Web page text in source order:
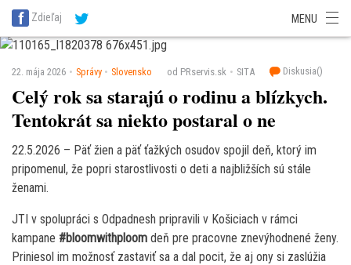
SITA Energetika
SITA Potravinárstvo
Zdieľaj MENU
22. mája 2026 Správy Slovensko od PRservis.sk SITA Diskusia()
Celý rok sa starajú o rodinu a blízkych.
Tentokrát sa niekto postaral o ne
22.5.2026 – Päť žien a päť ťažkých osudov spojil deň, ktorý im
pripomenul, že popri starostlivosti o deti a najbližších sú stále
ženami.
JTI v spolupráci s Odpadnesh pripravili v Košiciach v rámci
kampane #bloomwithploom deň pre pracovne znevýhodnené ženy.
Priniesol im možnosť zastaviť sa a dal pocit, že aj ony si zaslúžia